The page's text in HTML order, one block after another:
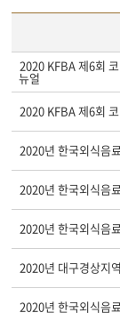
2020 KFBA 제6회
뉴얼
2020 KFBA 제6회
2020년 한국외식음
2020년 한국외식음
2020년 한국외식음
2020년 대구경상지
2020년 한국외식음